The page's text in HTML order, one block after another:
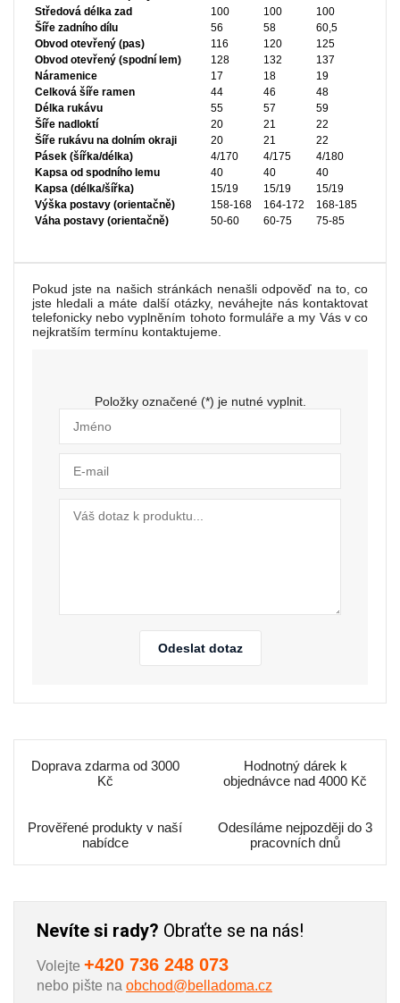
Středová délka zad
100 100
100
Šíře zadního dílu
56 58
60,5
Obvod otevřený (pas)
116 120
125
Obvod otevřený (spodní lem)
128 132
137
Náramenice
17 18
19
Celková šíře ramen
44 46
48
Délka rukávu
55 57
59
Šíře nadloktí
20 21
22
Šíře rukávu na dolním okraji
20 21
22
Pásek (šířka/délka)
4/170 4/175
4/180
Kapsa od spodního lemu
40 40
40
Kapsa (délka/šířka)
15/19 15/19
15/19
Výška postavy (orientačně)
158-168 164-172
168-185
Váha postavy (orientačně)
50-60 60-75 75-85
Pokud jste na našich stránkách nenašli odpověď na to, co
jste hledali a máte další otázky, neváhejte nás kontaktovat
telefonicky nebo vyplněním tohoto formuláře a my Vás v co
nejkratším termínu kontaktujeme.
Položky označené (*) je nutné vyplnit.
Odeslat dotaz
Doprava zdarma od 3000
Kč
Hodnotný dárek k
objednávce nad 4000 Kč
Prověřené produkty v naší
nabídce
Odesíláme nejpozději do 3
pracovních dnů
Nevíte si rady? Obraťte se na nás!
Volejte +420 736 248 073
nebo pište na obchod@belladoma.cz